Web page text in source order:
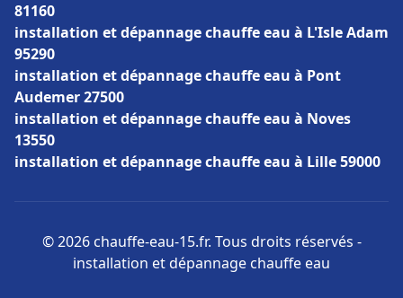
81160
installation et dépannage chauffe eau à L'Isle Adam
95290
installation et dépannage chauffe eau à Pont
Audemer 27500
installation et dépannage chauffe eau à Noves
13550
installation et dépannage chauffe eau à Lille 59000
© 2026 chauffe-eau-15.fr. Tous droits réservés -
installation et dépannage chauffe eau